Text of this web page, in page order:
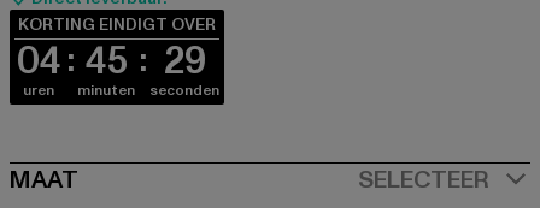
KORTING EINDIGT OVER
04
uren
45
minuten
28
seconden
SIZE
MAAT SELECTEER